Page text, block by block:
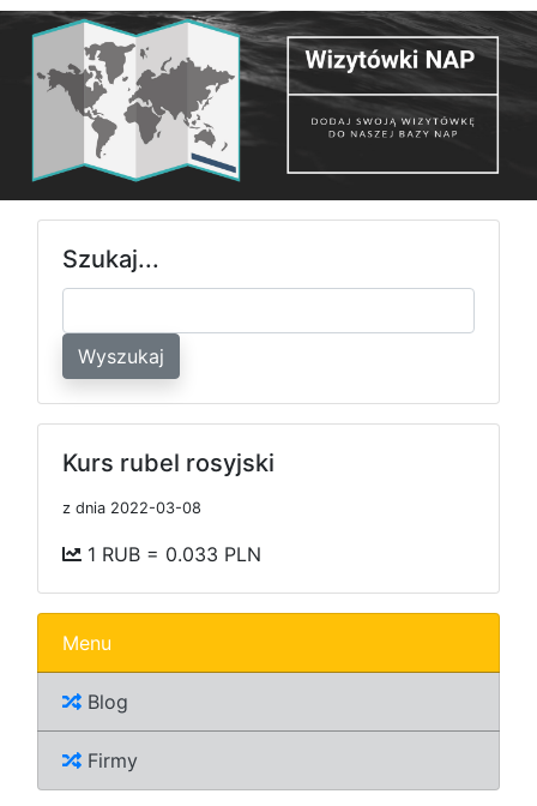
Szukaj...
Wyszukaj
Kurs rubel rosyjski
z dnia 2022-03-08
1 RUB = 0.033 PLN
Menu
Blog
Firmy